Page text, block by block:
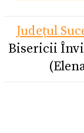
Județul
Bisericii